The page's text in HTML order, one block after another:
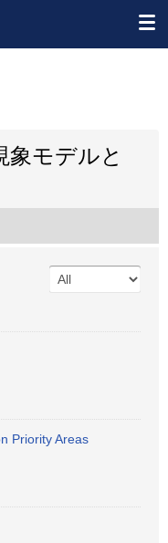
象モデルと
Priority Areas